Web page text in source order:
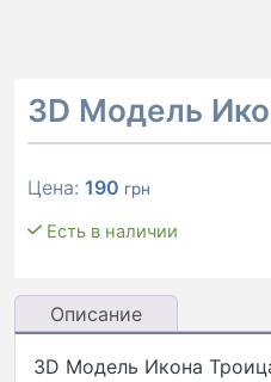
3D Модель
Цена:190 грн
Есть в наличии
Описание
3D Модель Икона